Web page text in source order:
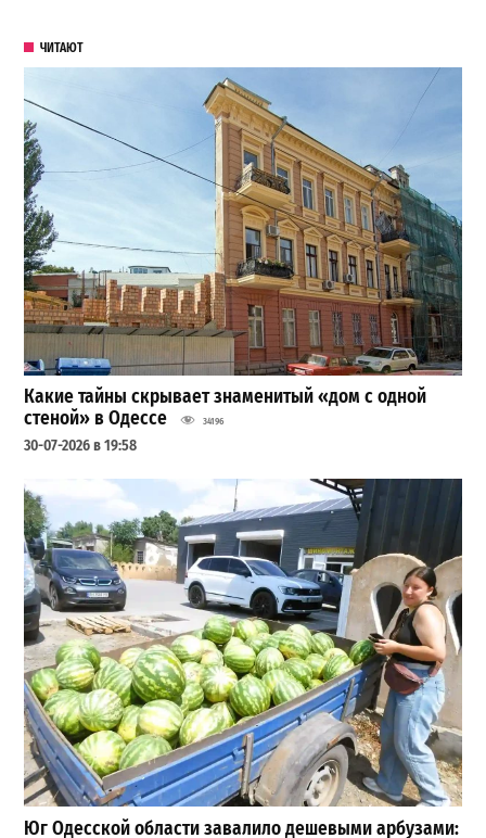
ЧИТАЮТ
Какие тайны скрывает знаменитый «дом с одной
стеной» в Одессе
34196
30-07-2026 в 19:58
Юг Одесской области завалило дешевыми арбузами: